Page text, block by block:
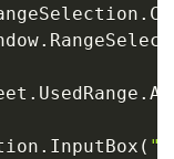
.
.
. UsedRange .
. InputBox (